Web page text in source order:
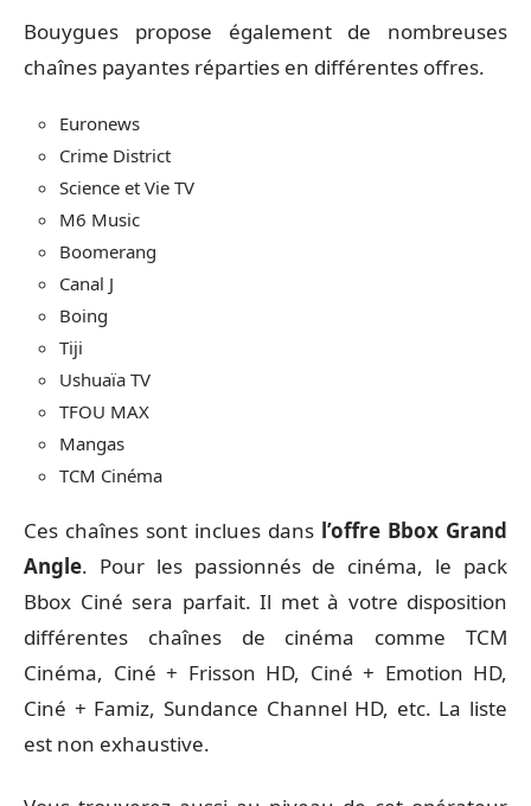
Bouygues propose également de nombreuses
chaînes payantes réparties en différentes offres.
Euronews
Crime District
Science et Vie TV
M6 Music
Boomerang
Canal J
Boing
Tiji
Ushuaïa TV
TFOU MAX
Mangas
TCM Cinéma
Ces chaînes sont inclues dans l’offre Bbox Grand
Angle. Pour les passionnés de cinéma, le pack
Bbox Ciné sera parfait. Il met à votre disposition
différentes chaînes de cinéma comme TCM
Cinéma, Ciné + Frisson HD, Ciné + Emotion HD,
Ciné + Famiz, Sundance Channel HD, etc. La liste
est non exhaustive.